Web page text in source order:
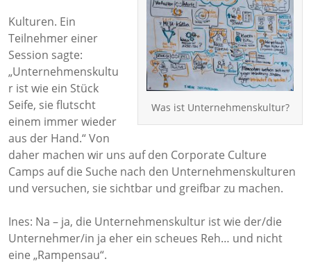
Was ist Unternehmenskultur?
Kulturen. Ein
Teilnehmer einer
Session sagte:
„Unternehmenskultu
r ist wie ein Stück
Seife, sie flutscht
einem immer wieder
aus der Hand.“ Von
daher machen wir uns auf den Corporate Culture
Camps auf die Suche nach den Unternehmenskulturen
und versuchen, sie sichtbar und greifbar zu machen.
Ines: Na – ja, die Unternehmenskultur ist wie der/die
Unternehmer/in ja eher ein scheues Reh… und nicht
eine „Rampensau“.